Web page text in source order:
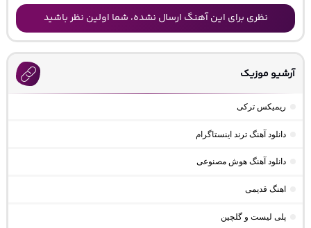
نظری برای این آهنگ ارسال نشده، شما اولین نظر باشید
آرشیو موزیک
ریمیکس ترکی
دانلود آهنگ ترند اینستاگرام
دانلود آهنگ هوش مصنوعی
اهنگ قدیمی
پلی لیست و گلچین